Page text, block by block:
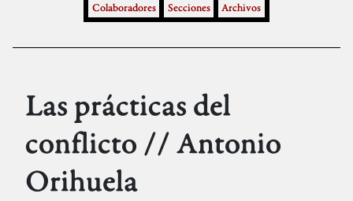
Colaboradores Secciones Archivos
Las prácticas del
conflicto // Antonio
Orihuela